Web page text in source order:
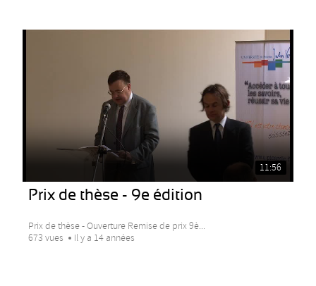
11:56
Prix de thèse - 9e édition
Prix de thèse - Ouverture Remise de prix 9è...
673 vues
Il y a 14 années